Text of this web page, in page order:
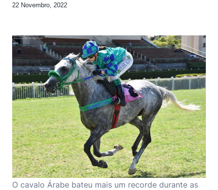
22 Novembro, 2022
O cavalo Árabe bateu mais um recorde durante as